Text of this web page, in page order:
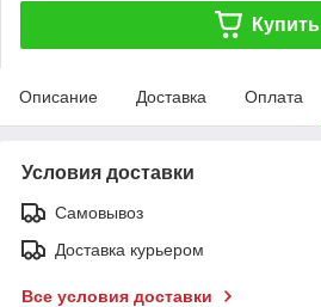
Купить
Описание Доставка Оплата
Условия доставки
Самовывоз
Доставка курьером
Все условия доставки